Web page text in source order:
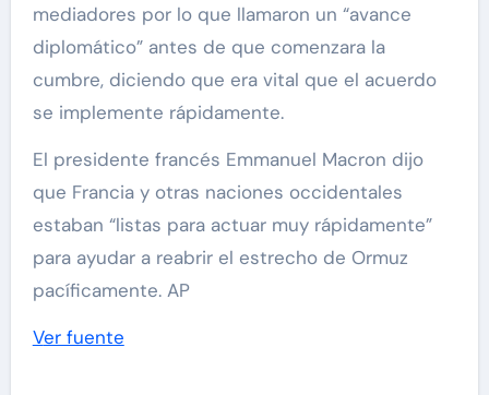
mediadores por lo que llamaron un “avance
diplomático” antes de que comenzara la
cumbre, diciendo que era vital que el acuerdo
se implemente rápidamente.
El presidente francés Emmanuel Macron dijo
que Francia y otras naciones occidentales
estaban “listas para actuar muy rápidamente”
para ayudar a reabrir el estrecho de Ormuz
pacíficamente. AP
Ver fuente